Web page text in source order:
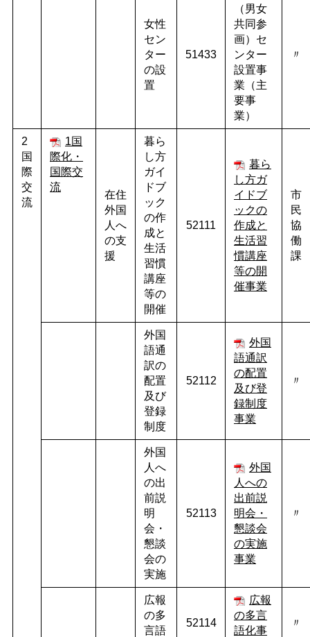
女性
セン
ター
の設
置
51433
（男女
共同参
画）セ
ンター
設置事
業（主
要事
業）
〃
2
国
際
交
流
1国
際化・
国際交
流
在住
外国
人へ
の支
援
暮ら
し方
ガイ
ドブ
ック
の作
成と
生活
習慣
講座
等の
開催
52111
暮ら
し方ガ
イドブ
ックの
作成と
生活習
慣講座
等の開
催事業
市
民
協
働
課
外国
語通
訳の
配置
及び
登録
制度
52112
外国
語通訳
の配置
及び登
録制度
事業
〃
外国
人へ
の出
前説
明
会・
懇談
会の
実施
52113
外国
人への
出前説
明会・
懇談会
の実施
事業
〃
広報
の多
言語
52114
広報
の多言
語化事
〃